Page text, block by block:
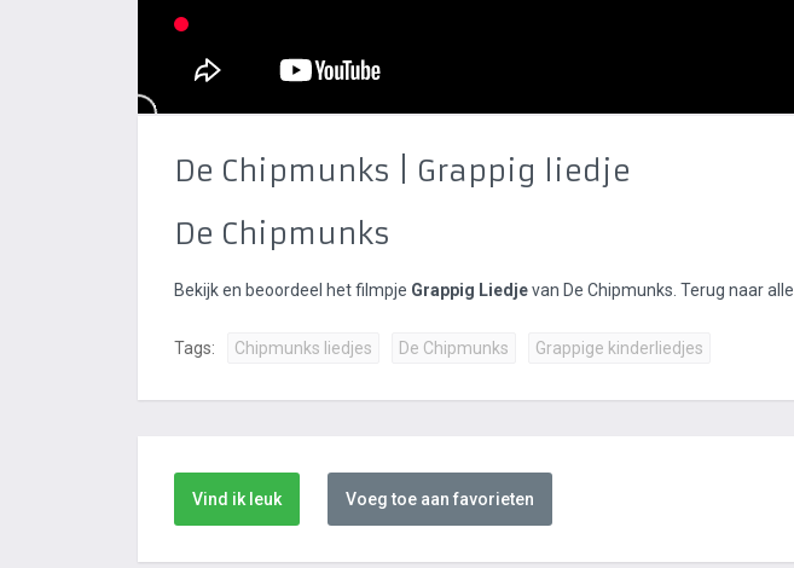
De Chipmunks | Grappig liedje
De Chipmunks
Bekijk en beoordeel het filmpje Grappig Liedjevan De Chipmunks. Terug naar alle
Tags: Chipmunks liedjes De Chipmunks Grappige kinderliedjes
Vind ik leuk Voeg toe aan favorieten